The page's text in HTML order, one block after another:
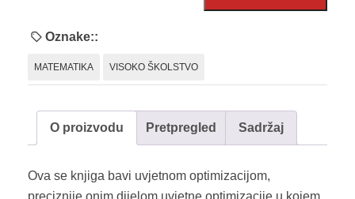
programiranja
Oznake::
MATEMATIKA VISOKO ŠKOLSTVO
O proizvodu Pretpregled Sadržaj
Ova se knjiga bavi uvjetnom optimizacijom,